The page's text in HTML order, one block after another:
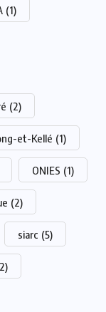
(1)
(2)
et-Kellé (1)
ONIES (1)
(2)
siarc (5)